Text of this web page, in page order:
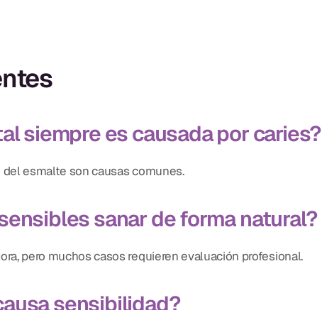
siempre es causada por caries?
esmalte son causas comunes.
sanar de forma natural?
pero muchos casos requieren evaluación profesional.
sensibilidad?